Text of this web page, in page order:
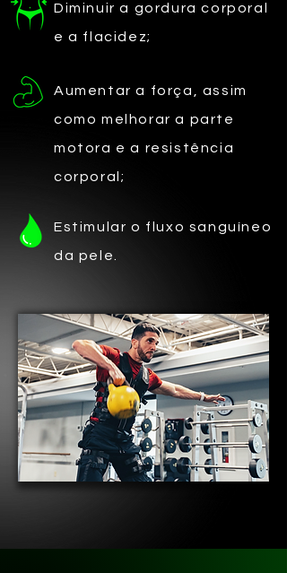
Diminuir a gordura corporal
e a flacidez;
Aumentar a força, assim
como melhorar a parte
motora e a resistência
corporal;
Estimular o fluxo sanguíneo
da pele.